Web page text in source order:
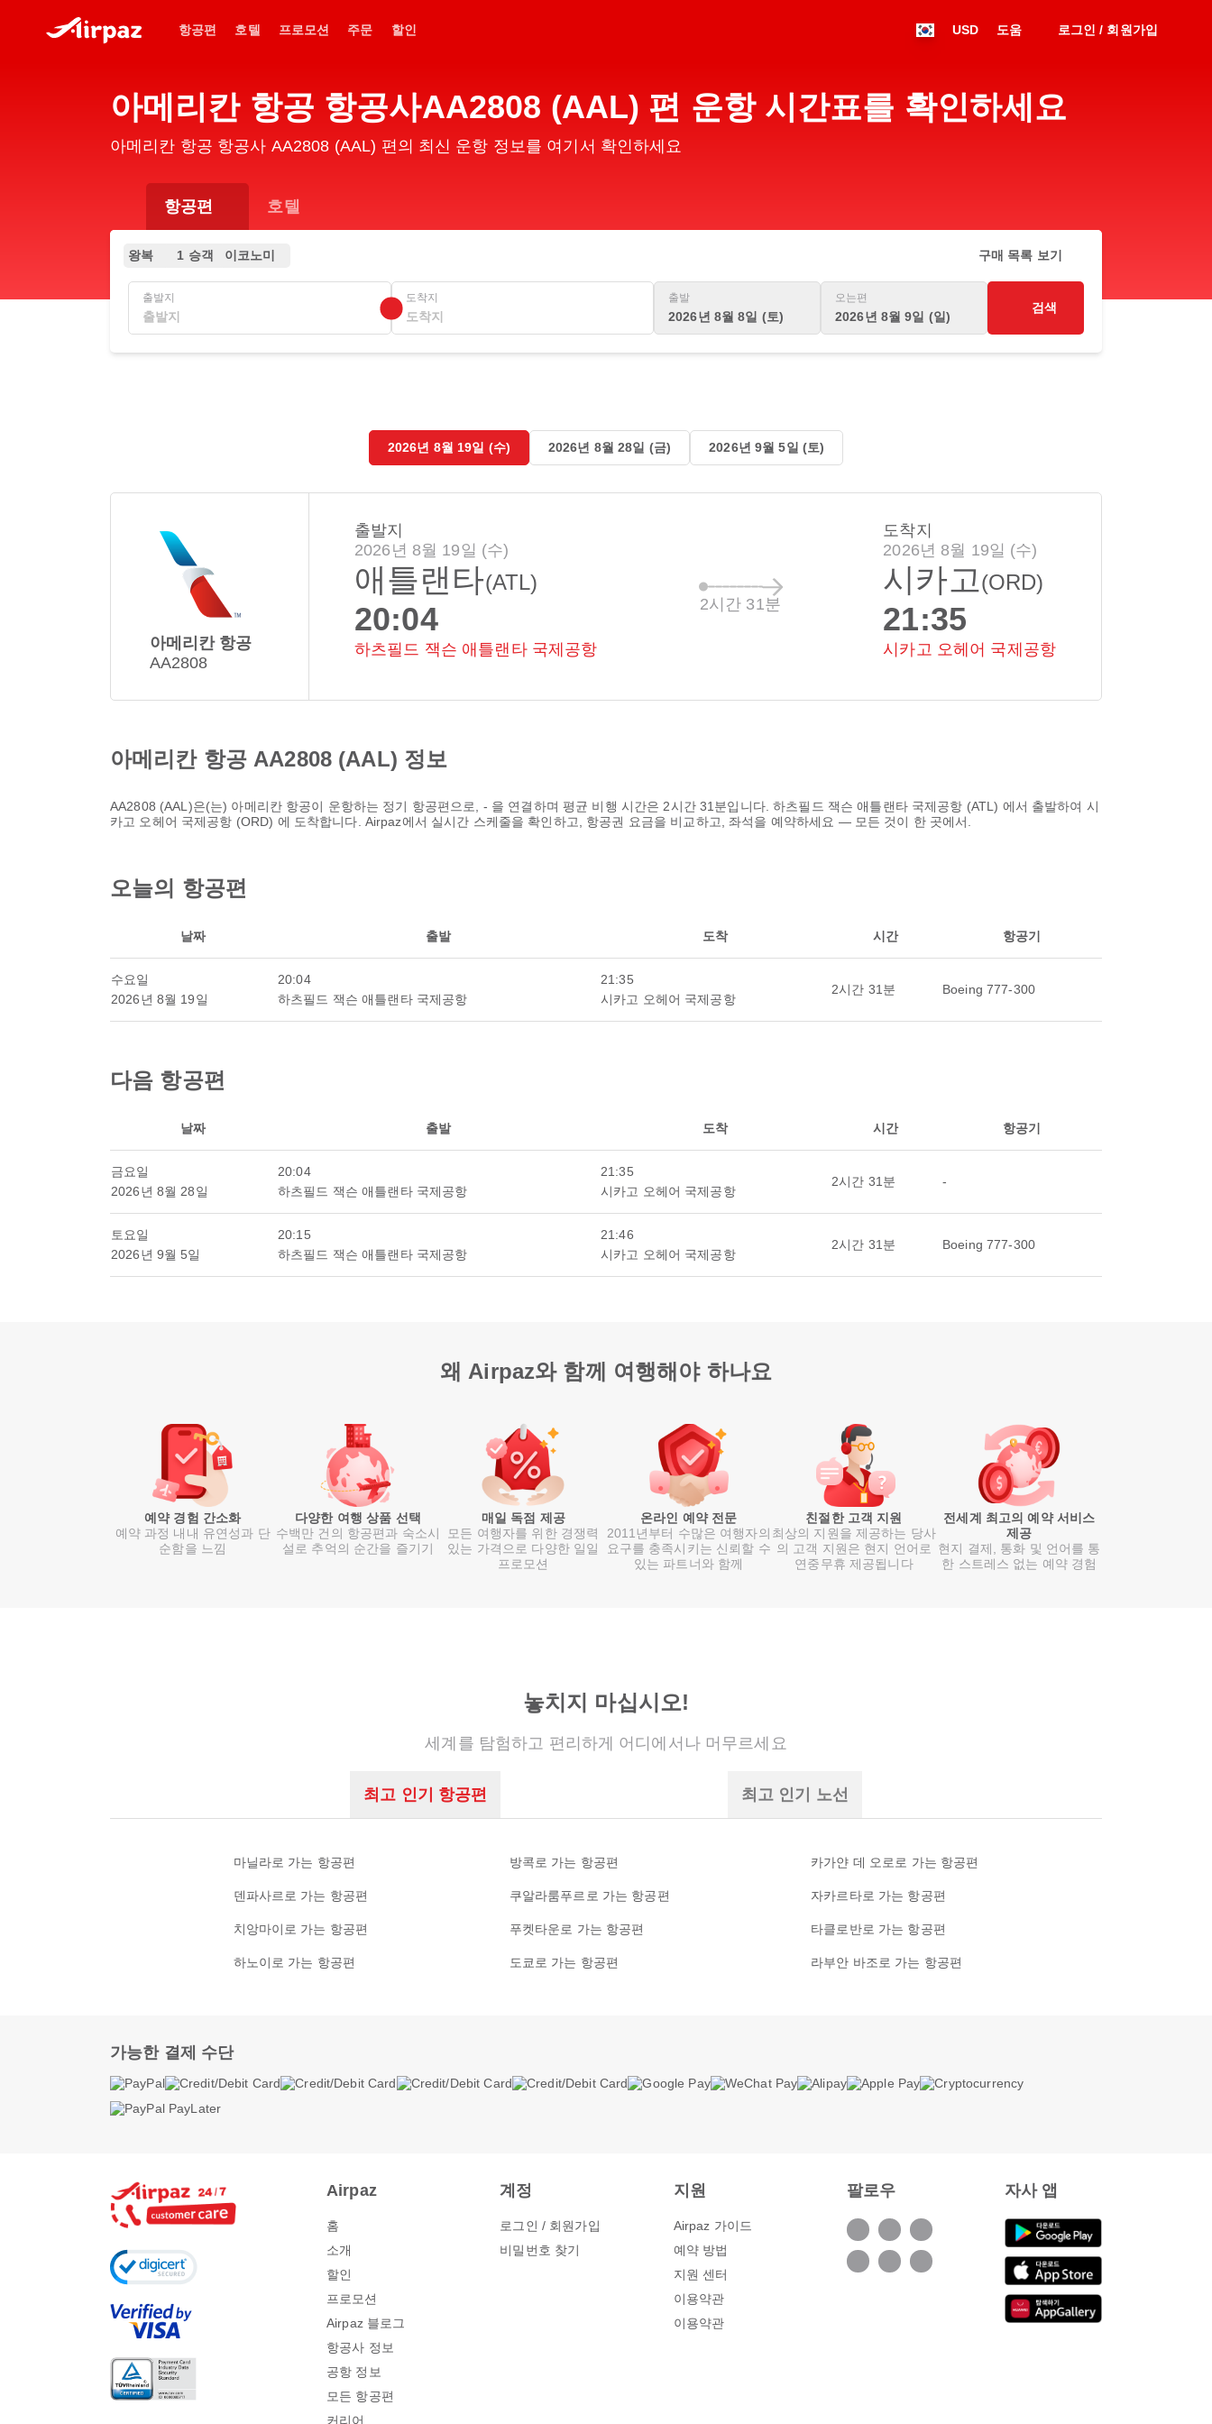
항공편 호텔 프로모션 주문 할인 USD 도움 로그인 / 회원가입
아메리칸 항공 항공사AA2808 (AAL) 편 운항 시간표를 확인하세요
아메리칸 항공 항공사 AA2808 (AAL) 편의 최신 운항 정보를 여기서 확인하세요
항공편 호텔
왕복 1 승객 이코노미 구매 목록 보기
출발지 도착지 출발
2026년 8월 8일 (토)
오는편
2026년 8월 9일 (일)
검색
2026년 8월 19일 (수) 2026년 8월 28일 (금) 2026년 9월 5일 (토)
아메리칸 항공
AA2808
출발지
2026년 8월 19일 (수)
애틀랜타(ATL)
20:04
하츠필드 잭슨 애틀랜타 국제공항
2시간 31분
도착지
2026년 8월 19일 (수)
시카고 (ORD)
21:35
시카고 오헤어 국제공항
아메리칸 항공 AA2808 (AAL) 정보
AA2808 (AAL )은(는) 아메리칸 항공이 운항하는 정기 항공편으로, - 을 연결하며 평균 비행 시간은 2시간 31분입니다.하츠필드 잭슨 애틀랜타 국제공항 (ATL) 에서 출발하여 시
카고 오헤어 국제공항 (ORD) 에 도착합니다. Airpaz에서 실시간 스케줄을 확인하고, 항공권 요금을 비교하고, 좌석을 예약하세요 — 모든 것이 한 곳에서.
오늘의 항공편
날짜 출발 도착 시간 항공기
수요일
2026년 8월 19일
20:04
하츠필드 잭슨 애틀랜타 국제공항
21:35
시카고 오헤어 국제공항
2시간 31분 Boeing 777-300
다음 항공편
날짜 출발 도착 시간 항공기
금요일
2026년 8월 28일
20:04
하츠필드 잭슨 애틀랜타 국제공항
21:35
시카고 오헤어 국제공항
2시간 31분 -
토요일
2026년 9월 5일
20:15
하츠필드 잭슨 애틀랜타 국제공항
21:46
시카고 오헤어 국제공항
2시간 31분 Boeing 777-300
왜 Airpaz와 함께 여행해야 하나요
예약 경험 간소화
예약 과정 내내 유연성과 단
순함을 느낌
다양한 여행 상품 선택
수백만 건의 항공편과 숙소시
설로 추억의 순간을 즐기기
매일 독점 제공
모든 여행자를 위한 경쟁력
있는 가격으로 다양한 일일
프로모션
온라인 예약 전문
2011년부터 수많은 여행자의
요구를 충족시키는 신뢰할 수
있는 파트너와 함께
친절한 고객 지원
최상의 지원을 제공하는 당사
의 고객 지원은 현지 언어로
연중무휴 제공됩니다
전세계 최고의 예약 서비스
제공
현지 결제, 통화 및 언어를 통
한 스트레스 없는 예약 경험
놓치지 마십시오!
세계를 탐험하고 편리하게 어디에서나 머무르세요
최고 인기 항공편 최고 인기 노선
마닐라로 가는 항공편 방콕로 가는 항공편 카가얀 데 오로로 가는 항공편
덴파사르로 가는 항공편 쿠알라룸푸르로 가는 항공편 자카르타로 가는 항공편
치앙마이로 가는 항공편 푸켓타운로 가는 항공편 타클로반로 가는 항공편
하노이로 가는 항공편 도쿄로 가는 항공편 라부안 바조로 가는 항공편
가능한 결제 수단
Airpaz
홈
소개
할인
프로모션
Airpaz 블로그
항공사 정보
공항 정보
모든 항공편
커리어
계정
로그인 / 회원가입
비밀번호 찾기
지원
Airpaz 가이드
예약 방법
지원 센터
이용약관
이용약관
팔로우 자사 앱